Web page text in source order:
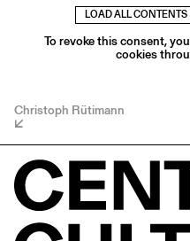
LOAD ALL CONTENTS
To revoke this consent,
cookies
Christoph Rütimann